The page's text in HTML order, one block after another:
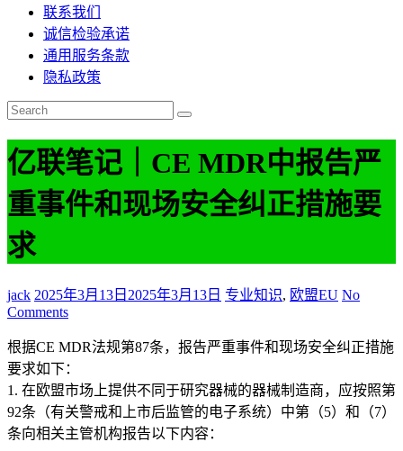
联系我们
诚信检验承诺
通用服务条款
隐私政策
亿联笔记｜CE MDR中报告严
重事件和现场安全纠正措施要
求
jack 2025年3月13日 2025年3月13日 专业知识, 欧盟EU No
Comments
根据CE MDR法规第87条，报告严重事件和现场安全纠正措施
要求如下：
1. 在欧盟市场上提供不同于研究器械的器械制造商，应按照第
92条（有关警戒和上市后监管的电子系统）中第（5）和（7）
条向相关主管机构报告以下内容：